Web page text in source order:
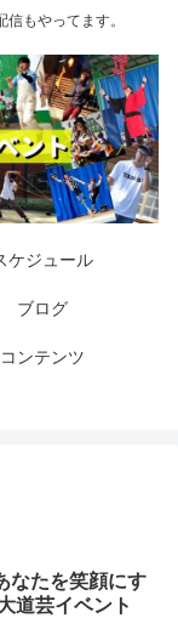
もやってます。
ケジュール
ブログ
コンテンツ
なたを笑顔にす
道芸イベント